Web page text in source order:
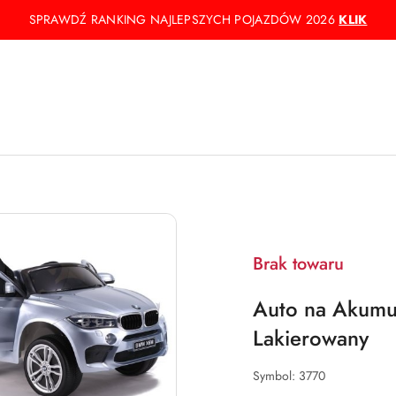
SPRAWDŹ RANKING NAJLEPSZYCH POJAZDÓW 2026 KLIK
Brak towaru
Auto na
Lakierowany
Symbol: 3770